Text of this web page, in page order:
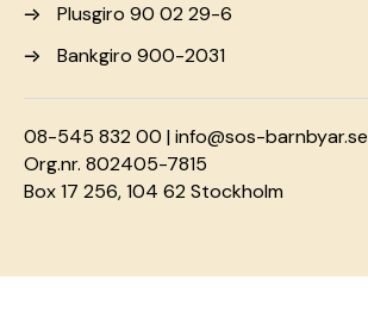
Plusgiro 90 02 29-6
Bankgiro 900-2031
08-545 832 00 |info@sos-barnbyar.se
Org.nr. 802405-7815
Box 17 256, 104 62 Stockholm